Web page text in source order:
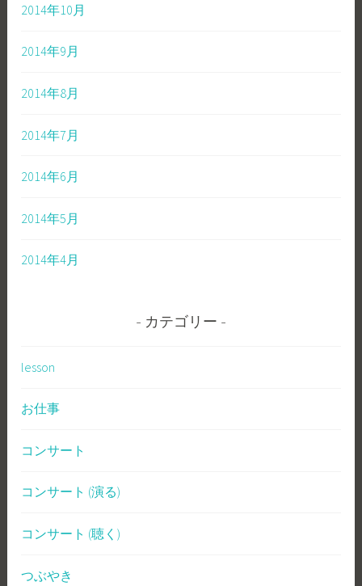
2014年10月
2014年9月
2014年8月
2014年7月
2014年6月
2014年5月
2014年4月
カテゴリー
lesson
お仕事
コンサート
コンサート (演る)
コンサート (聴く)
つぶやき